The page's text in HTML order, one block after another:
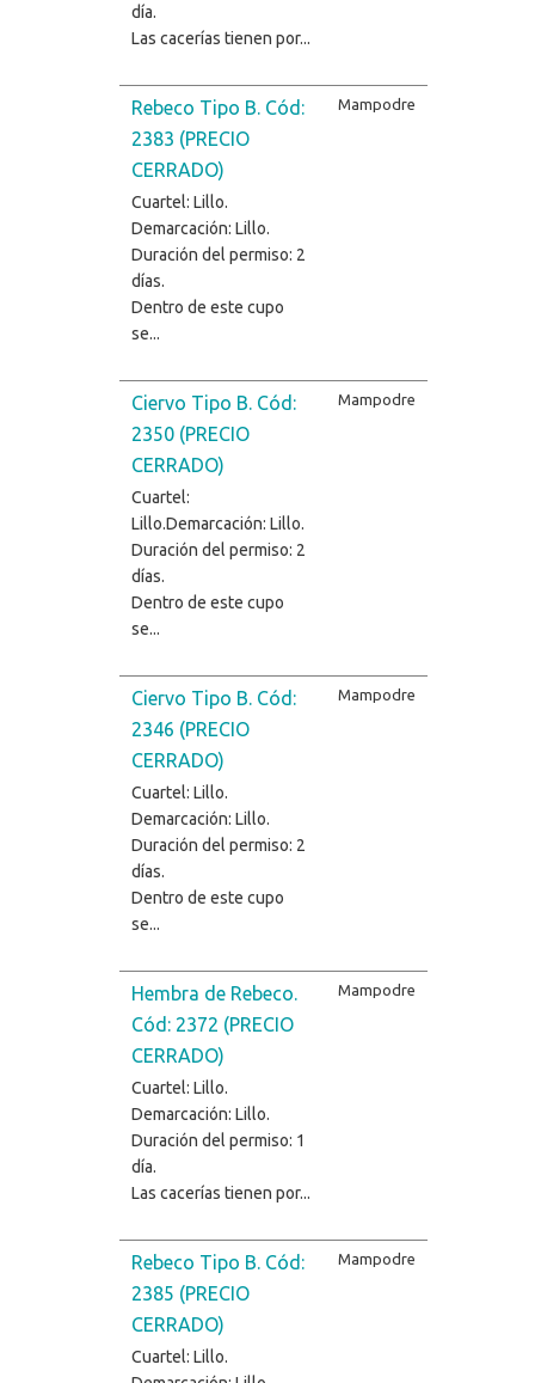
día.
Las cacerías tienen por...
Rebeco Tipo B. Cód:
2383 (PRECIO
CERRADO)
Cuartel: Lillo.
Demarcación: Lillo.
Duración del permiso: 2
días.
Dentro de este cupo
se...
Mampodre
Ciervo Tipo B. Cód:
2350 (PRECIO
CERRADO)
Cuartel:
Lillo.Demarcación: Lillo.
Duración del permiso: 2
días.
Dentro de este cupo
se...
Mampodre
Ciervo Tipo B. Cód:
2346 (PRECIO
CERRADO)
Cuartel: Lillo.
Demarcación: Lillo.
Duración del permiso: 2
días.
Dentro de este cupo
se...
Mampodre
Hembra de Rebeco.
Cód: 2372 (PRECIO
CERRADO)
Cuartel: Lillo.
Demarcación: Lillo.
Duración del permiso: 1
día.
Las cacerías tienen por...
Mampodre
Rebeco Tipo B. Cód:
2385 (PRECIO
CERRADO)
Cuartel: Lillo.
Mampodre